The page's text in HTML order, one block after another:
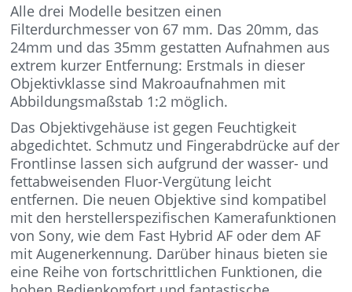
Alle drei Modelle besitzen einen
Filterdurchmesser von 67 mm. Das 20mm, das
24mm und das 35mm gestatten Aufnahmen aus
extrem kurzer Entfernung: Erstmals in dieser
Objektivklasse sind Makroaufnahmen mit
Abbildungsmaßstab 1:2 möglich.
Das Objektivgehäuse ist gegen Feuchtigkeit
abgedichtet. Schmutz und Fingerabdrücke auf der
Frontlinse lassen sich aufgrund der wasser- und
fettabweisenden Fluor-Vergütung leicht
entfernen. Die neuen Objektive sind kompatibel
mit den herstellerspezifischen Kamerafunktionen
von Sony, wie dem Fast Hybrid AF oder dem AF
mit Augenerkennung. Darüber hinaus bieten sie
eine Reihe von fortschrittlichen Funktionen, die